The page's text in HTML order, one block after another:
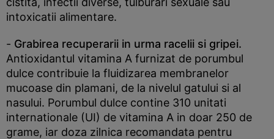
intoxicatii alimentare.
- Grabirea recuperarii in urma racelii si gripei.
Antioxidantul vitamina A furnizat de porumbul
dulce contribuie la fluidizarea membranelor
mucoase din plamani, de la nivelul gatului si al
nasului. Porumbul dulce contine 310 unitati
internationale (UI) de vitamina A in doar 250 de
grame, iar doza zilnica recomandata pentru